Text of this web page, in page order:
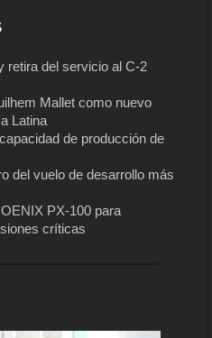
retira del servicio al C-2
Mallet como nuevo
Latina
de producción de
del vuelo de desarrollo más
PX-100 para
críticas